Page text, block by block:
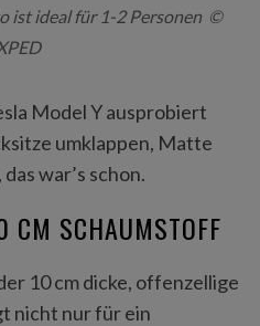
ist ideal für 1-2 Personen ©
Model Y ausprobiert
umklappen, Matte
war’s schon.
CM SCHAUMSTOFF
10 cm dicke, offenzellige
nicht nur für ein